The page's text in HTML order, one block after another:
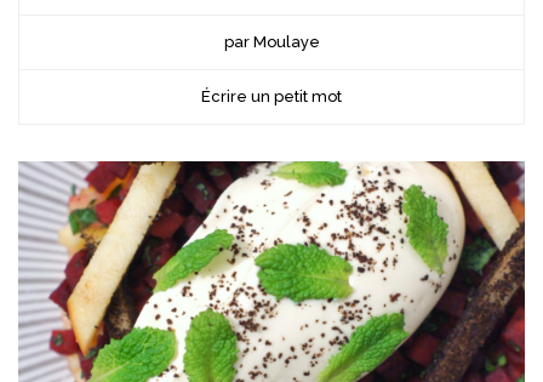
par Moulaye
Écrire un petit mot